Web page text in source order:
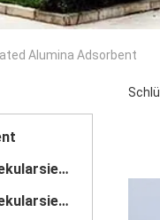
Alumina Adsorbent
Trockenmittel des Molekularsieb-3A
Trockenmittel des Molekularsiebs 4a